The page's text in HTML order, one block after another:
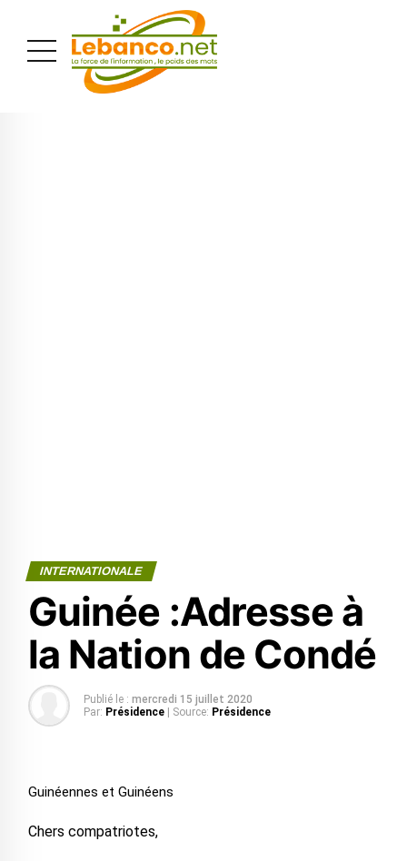
INTERNATIONALE
Guinée :Adresse à
la Nation de Condé
Publié le : mercredi 15 juillet 2020
Par: Présidence | Source: Présidence
Guinéennes et Guinéens
Chers compatriotes,